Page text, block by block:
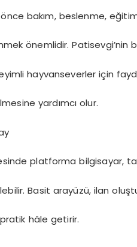
bakım, beslenme,
önemlidir. Patisevgi’nin
hayvanseverler için
yardımcı olur.
platforma bilgisayar,
Basit arayüzü, ilan
hâle getirir.